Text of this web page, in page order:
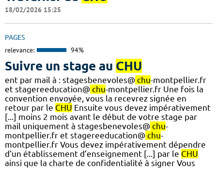
18/02/2026 15:25
PAGES
relevance: 94%
Suivre un stage au CHU
ent par mail à : stagesbenevoles@ chu-montpellier.fr
et stagereeducation@ chu-montpellier.fr Une fois la
convention envoyée, vous la recevrez signée en
retour par le CHU Ensuite vous devez impérativement
[...] moins 2 mois avant le début de votre stage par
mail uniquement à stagesbenevoles@ chu-
montpellier.fr et stagereeducation@ chu-
montpellier.fr Vous devez impérativement dépendre
d'un établissement d’enseignement [...] par le CHU
ainsi que la charte de confidentialité à signer Vous